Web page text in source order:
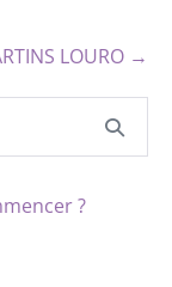
LOURO →
?